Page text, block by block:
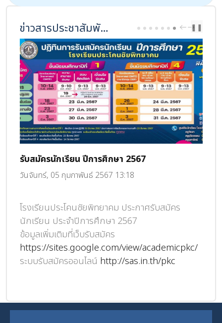
ข่าวสารประชาสัมพันธ์ PREV
NEXT
❚❚
รับสมัครนักเรียน ปีการศึกษา 2567
วันจันทร์, 05 กุมภาพันธ์ 2567 13:18
โรงเรียนประโคนชัยพิทยาคม ประกาศรับสมัคร
นักเรียน ประจำปีการศึกษา 2567
ข้อมูลเพิ่มเติมที่เว็บรับสมัคร
https://sites.google.com/view/academicpkc/
ระบบรับสมัครออนไลน์ http://sas.in.th/pkc